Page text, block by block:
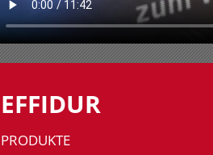
EFFIDUR
PRODUKTE